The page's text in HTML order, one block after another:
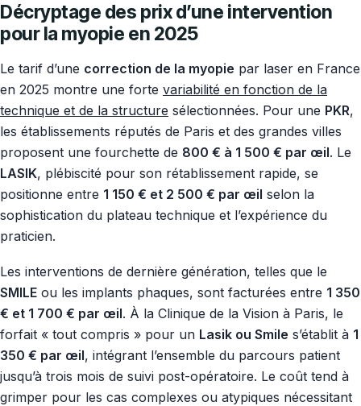
Décryptage des prix d’une intervention
pour la myopie en 2025
Le tarif d’une correction de la myopie par laser en France
en 2025 montre une forte variabilité en fonction de la
technique et de la structure sélectionnées. Pour une PKR,
les établissements réputés de Paris et des grandes villes
proposent une fourchette de 800 € à 1 500 € par œil. Le
LASIK, plébiscité pour son rétablissement rapide, se
positionne entre 1 150 € et 2 500 € par œil selon la
sophistication du plateau technique et l’expérience du
praticien.
Les interventions de dernière génération, telles que le
SMILE ou les implants phaques, sont facturées entre 1 350
€ et 1 700 € par œil. À la Clinique de la Vision à Paris, le
forfait « tout compris » pour un Lasik ou Smile s’établit à 1
350 € par œil, intégrant l’ensemble du parcours patient
jusqu’à trois mois de suivi post-opératoire. Le coût tend à
grimper pour les cas complexes ou atypiques nécessitant